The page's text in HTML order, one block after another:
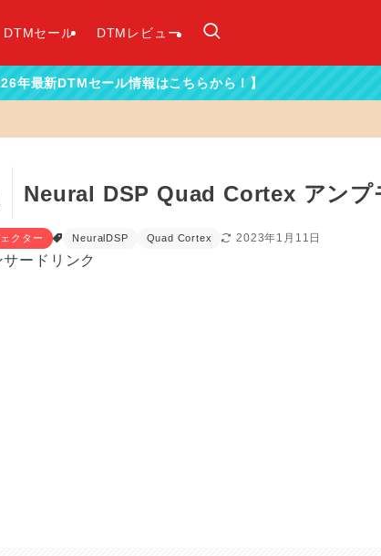
DTMセール DTMレビュー
ル情報はこちらから！】
Neural DSP Quad Cortex アンプ
クター NeuralDSP Quad Cortex 2023年1月11日
サードリンク